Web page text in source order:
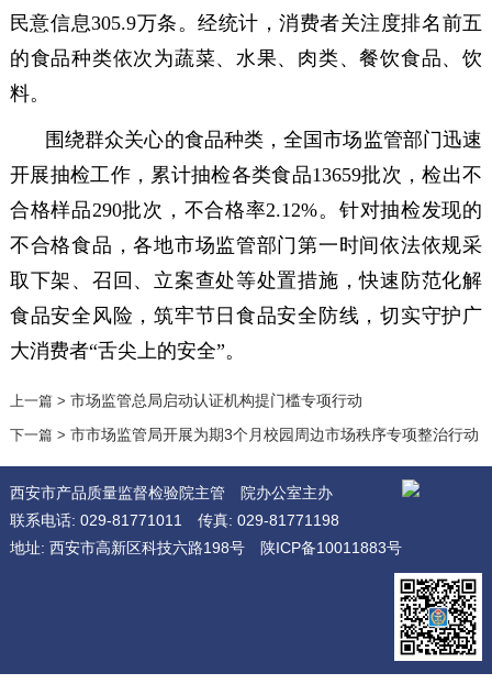
民意信息305.9万条。经统计，消费者关注度排名前五
的食品种类依次为蔬菜、水果、肉类、餐饮食品、饮
料。
围绕群众关心的食品种类，全国市场监管部门迅速
开展抽检工作，累计抽检各类食品13659批次，检出不
合格样品290批次，不合格率2.12%。针对抽检发现的
不合格食品，各地市场监管部门第一时间依法依规采
取下架、召回、立案查处等处置措施，快速防范化解
食品安全风险，筑牢节日食品安全防线，切实守护广
大消费者“舌尖上的安全”。
上一篇 > 市场监管总局启动认证机构提门槛专项行动
下一篇 > 市市场监管局开展为期3个月校园周边市场秩序专项整治行动
西安市产品质量监督检验院主管
院办公室主办
联系电话: 029-81771011
传真: 029-81771198
地址: 西安市高新区科技六路198号
陕ICP备10011883号